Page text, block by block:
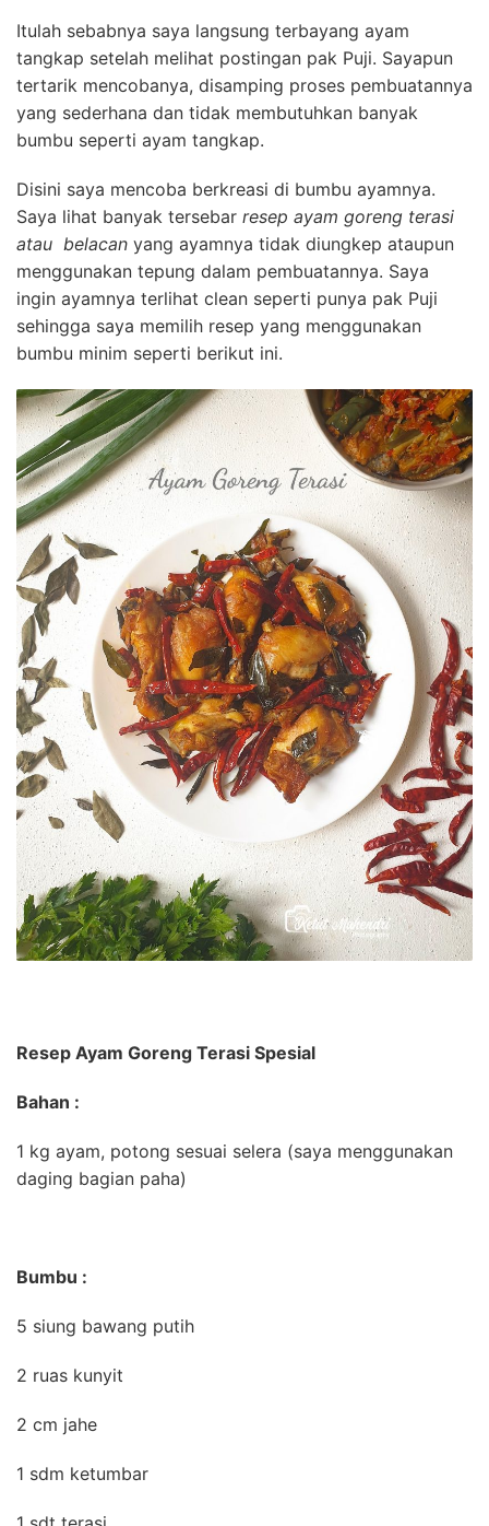
Itulah sebabnya saya langsung terbayang ayam
tangkap setelah melihat postingan pak Puji. Sayapun
tertarik mencobanya, disamping proses pembuatannya
yang sederhana dan tidak membutuhkan banyak
bumbu seperti ayam tangkap.
Disini saya mencoba berkreasi di bumbu ayamnya.
Saya lihat banyak tersebar resep ayam goreng terasi
atau belacan yang ayamnya tidak diungkep ataupun
menggunakan tepung dalam pembuatannya. Saya
ingin ayamnya terlihat clean seperti punya pak Puji
sehingga saya memilih resep yang menggunakan
bumbu minim seperti berikut ini.
Resep Ayam Goreng Terasi Spesial
Bahan :
1 kg ayam, potong sesuai selera (saya menggunakan
daging bagian paha)
Bumbu :
5 siung bawang putih
2 ruas kunyit
2 cm jahe
1 sdm ketumbar